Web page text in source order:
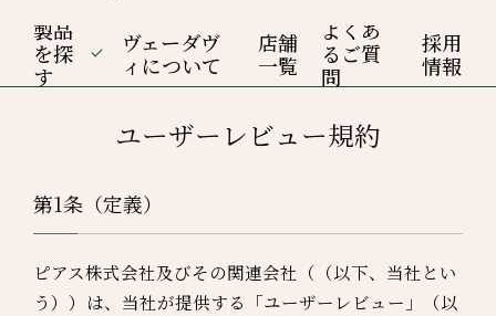
製品
を探
す
ヴェーダヴ
ィについて
店舗
一覧
よくあ
るご質
問
採用
情報
ユーザーレビュー規約
第1条（定義）
ピアス株式会社及びその関連会社（（以下、当社とい
う））は、当社が提供する「ユーザーレビュー」（以